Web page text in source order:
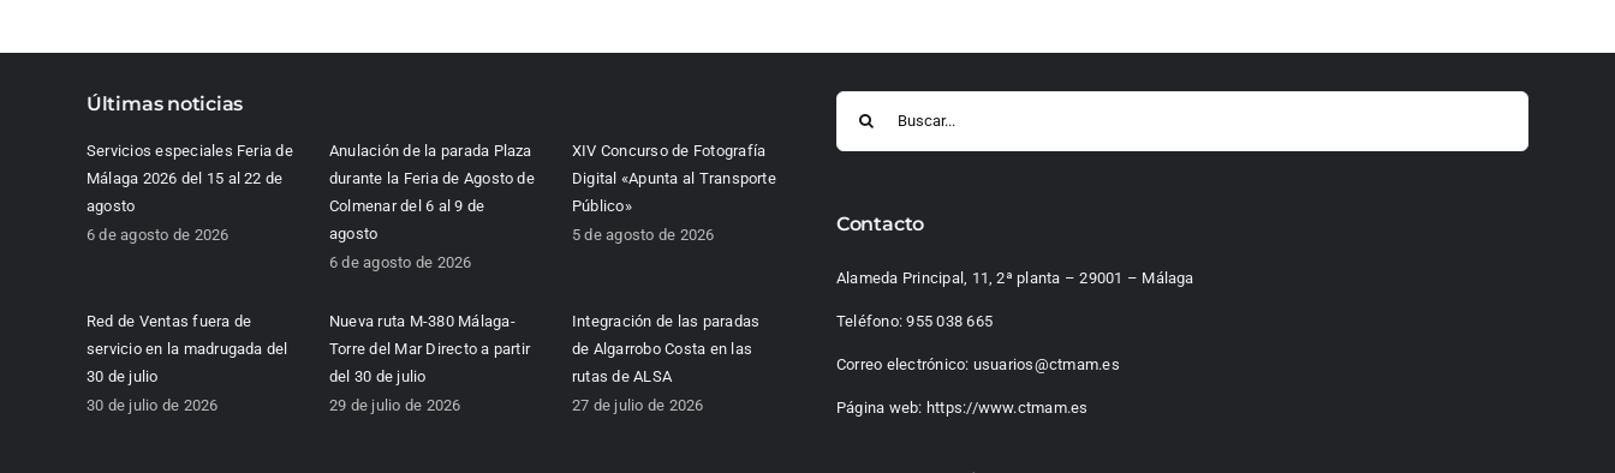
Últimas noticias
Servicios especiales Feria de
Málaga 2026 del 15 al 22 de
agosto
6 de agosto de 2026
Anulación de la parada Plaza
durante la Feria de Agosto de
Colmenar del 6 al 9 de
agosto
6 de agosto de 2026
XIV Concurso de Fotografía
Digital «Apunta al Transporte
Público»
5 de agosto de 2026
Red de Ventas fuera de
servicio en la madrugada del
30 de julio
30 de julio de 2026
Nueva ruta M-380 Málaga-
Torre del Mar Directo a partir
del 30 de julio
29 de julio de 2026
Integración de las paradas
de Algarrobo Costa en las
rutas de ALSA
27 de julio de 2026
Buscar:
Contacto
Alameda Principal, 11, 2ª planta – 29001 – Málaga
Teléfono:955 038 665
Correo electrónico: usuarios@ctmam.es
Página web: https://www.ctmam.es